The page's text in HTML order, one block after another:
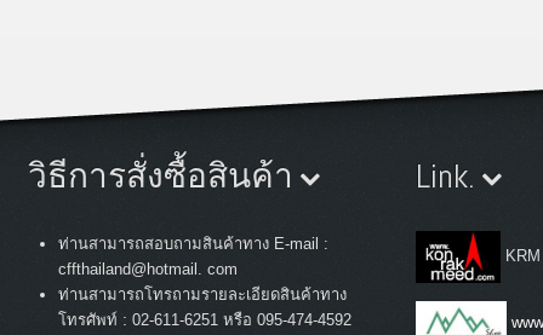
วิธีการสั่งซื้อสินค้า
ท่านสามารถสอบถามสินค้าทาง E-mail :
cffthailand@hotmail. com
ท่านสามารถโทรถามรายละเอียดสินค้าทาง
โทรศัพท์ : 02-611-6251 หรือ 095-474-4592
Link.
KRM